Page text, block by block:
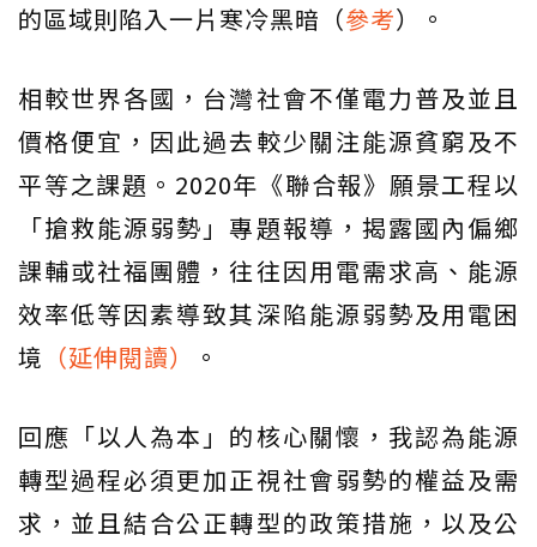
的區域則陷入一片寒冷黑暗（參考）。
相較世界各國，台灣社會不僅電力普及並且
價格便宜，因此過去較少關注能源貧窮及不
平等之課題。2020年《聯合報》願景工程以
「搶救能源弱勢」專題報導，揭露國內偏鄉
課輔或社福團體，往往因用電需求高、能源
效率低等因素導致其深陷能源弱勢及用電困
境 （延伸閱讀） 。
回應「以人為本」的核心關懷，我認為能源
轉型過程必須更加正視社會弱勢的權益及需
求，並且結合公正轉型的政策措施，以及公